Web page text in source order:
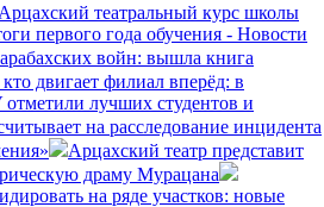
Арцахский театральный курс школы
первого года обучения - Новости
войн: вышла книга
двигает филиал вперёд: в
лучших студентов и
на расследование инцидента
Арцахский театр представит
драму Мурацана
на ряде участков: новые